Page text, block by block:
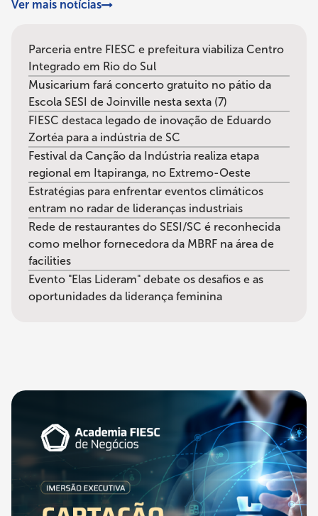
Ver mais notícias
Parceria entre FIESC e prefeitura viabiliza Centro
Integrado em Rio do Sul
Musicarium fará concerto gratuito no pátio da
Escola SESI de Joinville nesta sexta (7)
FIESC destaca legado de inovação de Eduardo
Zortéa para a indústria de SC
Festival da Canção da Indústria realiza etapa
regional em Itapiranga, no Extremo-Oeste
Estratégias para enfrentar eventos climáticos
entram no radar de lideranças industriais
Rede de restaurantes do SESI/SC é reconhecida
como melhor fornecedora da MBRF na área de
facilities
Evento "Elas Lideram" debate os desafios e as
oportunidades da liderança feminina